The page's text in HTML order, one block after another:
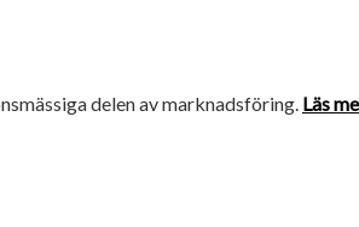
delen av marknadsföring. Läs